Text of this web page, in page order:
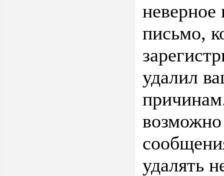
неверное
письмо,
удалил
удалять